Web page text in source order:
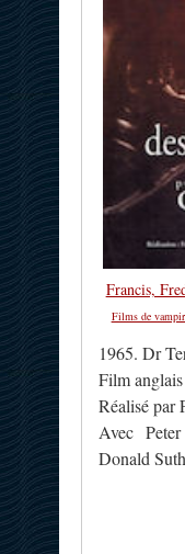
Francis,
Films de
1965. Dr
Film anglais
Réalisé par
Avec
Donald